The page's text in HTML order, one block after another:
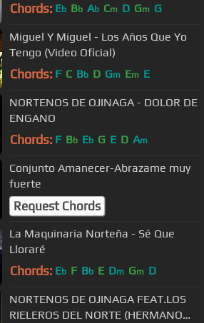
Chords: Eb Bb Ab Cm D Gm G
Miguel Y Miguel - Los Años Que Yo
Tengo (Video Oficial)
Chords: F C Bb D Gm Em E
NORTENOS DE OJINAGA - DOLOR DE
ENGANO
Chords: F Bb Eb G E D Am
Conjunto Amanecer-Abrazame muy
fuerte
Request Chords
La Maquinaria Norteña - Sé Que
Lloraré
Chords: Eb F Bb E Dm Gm D
NORTENOS DE OJINAGA FEAT.LOS
RIELEROS DEL NORTE (HERMANO